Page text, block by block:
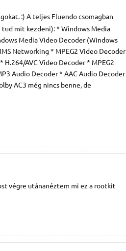
:) A teljes Fluendo csomagban
tud mit kezdeni): * Windows Media
Media Video Decoder (Windows
Networking * MPEG2 Video Decoder
AVC Video Decoder * MPEG2
Audio Decoder * AAC Audio Decoder
AC3 még nincs benne, de
végre utánanéztem mi ez a rootkit